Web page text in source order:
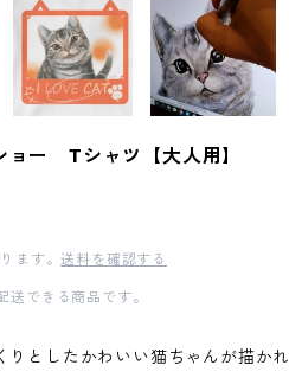
ョー Tシャツ【大人用】
ます。送料を確認する
送できる商品です。
りとしたかわいい猫ちゃんが描か